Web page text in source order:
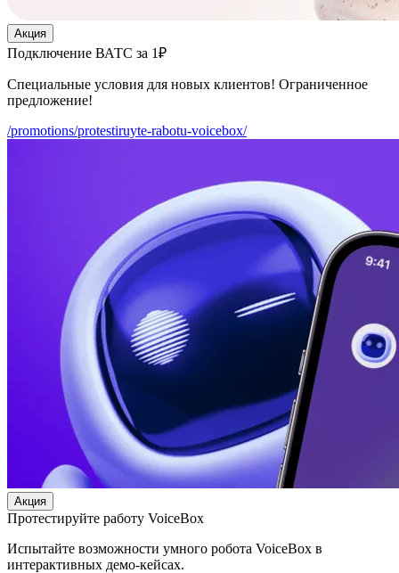
Акция
Подключение ВАТС за 1₽
Специальные условия для новых клиентов! Ограниченное
предложение!
/promotions/protestiruyte-rabotu-voicebox/
Акция
Протестируйте работу VoiceBox
Испытайте возможности умного робота VoiceBox в
интерактивных демо-кейсах.